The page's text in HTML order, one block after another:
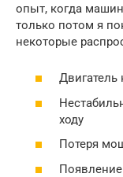
опыт, когда
только потом я
некоторые
Двигатель
ходу
Потеря